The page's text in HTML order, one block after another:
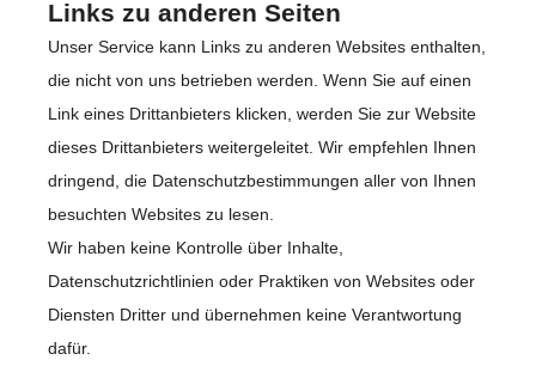
Links zu anderen Seiten
Unser Service kann Links zu anderen Websites enthalten,
die nicht von uns betrieben werden. Wenn Sie auf einen
Link eines Drittanbieters klicken, werden Sie zur Website
dieses Drittanbieters weitergeleitet. Wir empfehlen Ihnen
dringend, die Datenschutzbestimmungen aller von Ihnen
besuchten Websites zu lesen.
Wir haben keine Kontrolle über Inhalte,
Datenschutzrichtlinien oder Praktiken von Websites oder
Diensten Dritter und übernehmen keine Verantwortung
dafür.